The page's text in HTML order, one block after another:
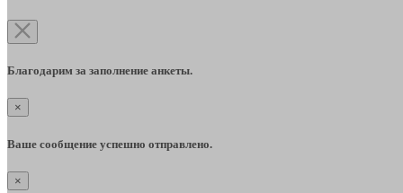
Благодарим за заполнение анкеты.
×
Ваше сообщение успешно отправлено.
×